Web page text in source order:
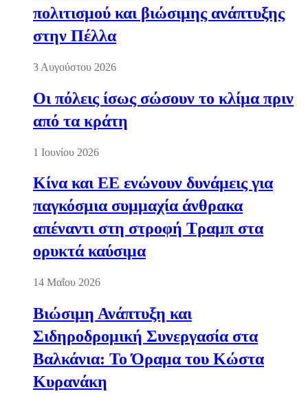
πολιτισμού και βιώσιμης ανάπτυξης
στην Πέλλα
3 Αυγούστου 2026
Οι πόλεις ίσως σώσουν το κλίμα πριν
από τα κράτη
1 Ιουνίου 2026
Κίνα και ΕΕ ενώνουν δυνάμεις για
παγκόσμια συμμαχία άνθρακα
απέναντι στη στροφή Τραμπ στα
ορυκτά καύσιμα
14 Μαΐου 2026
Βιώσιμη Ανάπτυξη και
Σιδηροδρομική Συνεργασία στα
Βαλκάνια: Το Όραμα του Κώστα
Κυρανάκη